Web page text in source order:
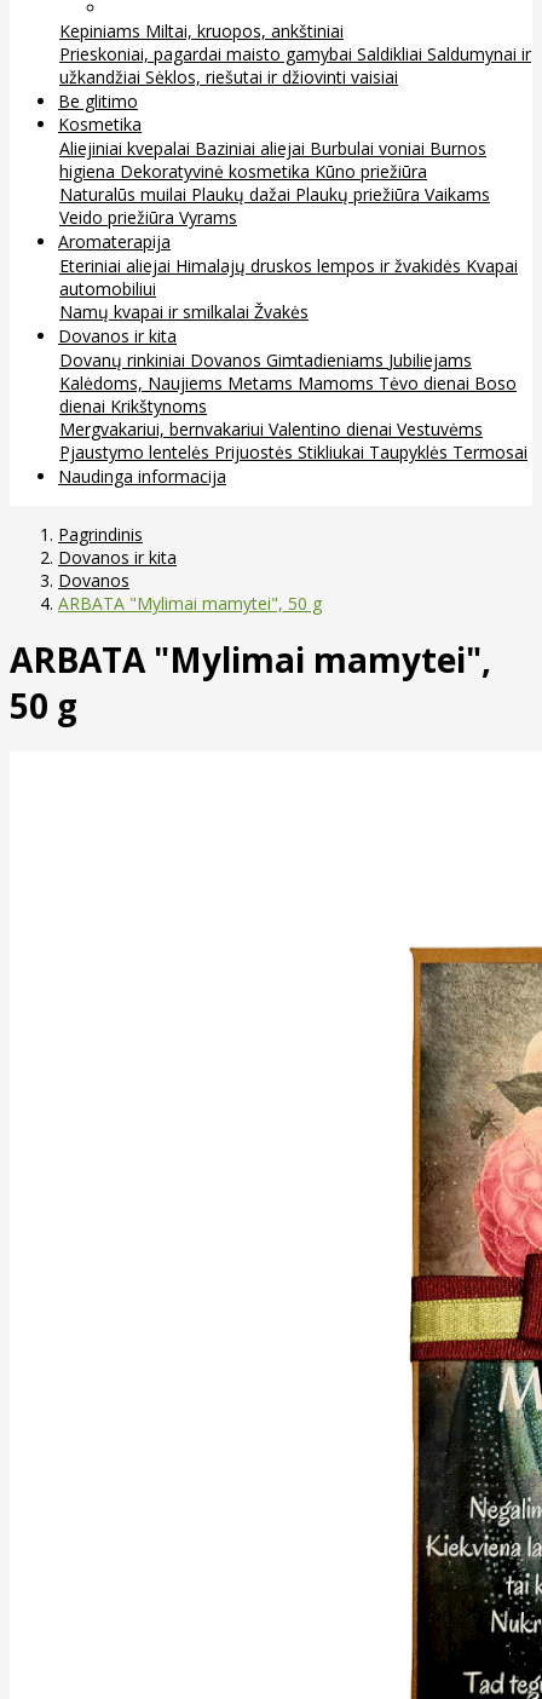
Kepiniams Miltai, kruopos, ankštiniai
Prieskoniai, pagardai maisto gamybai Saldikliai Saldumynai ir
užkandžiai Sėklos, riešutai ir džiovinti vaisiai
Be glitimo
Kosmetika
Aliejiniai kvepalai Baziniai aliejai Burbulai voniai Burnos
higiena Dekoratyvinė kosmetika Kūno priežiūra
Naturalūs muilai Plaukų dažai Plaukų priežiūra Vaikams
Veido priežiūra Vyrams
Aromaterapija
Eteriniai aliejai Himalajų druskos lempos ir žvakidės Kvapai
automobiliui
Namų kvapai ir smilkalai Žvakės
Dovanos ir kita
Dovanų rinkiniai Dovanos Gimtadieniams Jubiliejams
Kalėdoms, Naujiems Metams Mamoms Tėvo dienai Boso
dienai Krikštynoms
Mergvakariui, bernvakariui Valentino dienai Vestuvėms
Pjaustymo lentelės Prijuostės Stikliukai Taupyklės Termosai
Naudinga informacija
Pagrindinis
Dovanos ir kita
Dovanos
ARBATA "Mylimai mamytei", 50 g
ARBATA "Mylimai mamytei",
50 g